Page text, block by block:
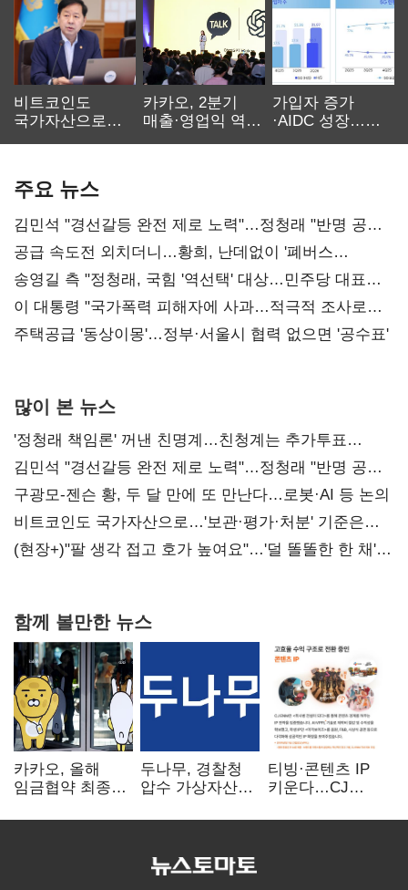
비트코인도
국가자산으로…'
카카오, 2분기
매출·영업익 역대
가입자 증가
·AIDC 성장…
주요 뉴스
김민석 "경선갈등 완전 제로 노력"…정청래 "반명 공세
사과부터"
공급 속도전 외치더니…황희, 난데없이 '폐버스
리모델링' 제안
송영길 측 "정청래, 국힘 '역선택' 대상…민주당 대표로
총선 지휘 못해"
이 대통령 "국가폭력 피해자에 사과…적극적 조사로
진실 밝혀야"
주택공급 '동상이몽'…정부·서울시 협력 없으면 '공수표'
많이 본 뉴스
'정청래 책임론' 꺼낸 친명계…친청계는 추가투표
때리기
김민석 "경선갈등 완전 제로 노력"…정청래 "반명 공세
사과부터"
구광모-젠슨 황, 두 달 만에 또 만난다…로봇·AI 등 논의
비트코인도 국가자산으로…'보관·평가·처분' 기준은
숙제
(현장+)"팔 생각 접고 호가 높여요"…'덜 똘똘한 한 채'
함께 볼만한 뉴스
카카오, 올해
임금협약 최종
인상·격려금
두나무, 경찰청
압수 가상자산
커스터디 사업
티빙·콘텐츠 IP
키운다…CJ
글로벌 확장 가속